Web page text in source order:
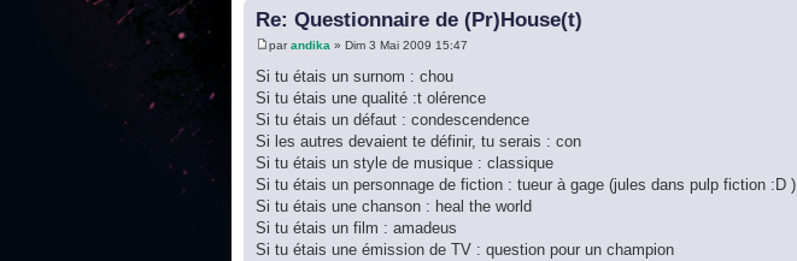
Re: Questionnaire de (Pr)House(t)
parandika » Dim 3 Mai 2009 15:47
Si tu étais un surnom : chou
Si tu étais une qualité :t olérence
Si tu étais un défaut : condescendence
Si les autres devaient te définir, tu serais : con
Si tu étais un style de musique : classique
Si tu étais un personnage de fiction : tueur à gage (jules dans pulp fiction :D )
Si tu étais une chanson : heal the world
Si tu étais un film : amadeus
Si tu étais une émission de TV : question pour un champion